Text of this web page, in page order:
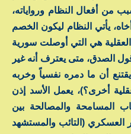
من أفعال النظام ورواياته،
يأتي النظام ليكون الخصم
هي التي أوصلت سورية
الصدق، متى يعترف أنه غير
أن ما دمره نفسياً وخربه
أخرى؟)، يعمل الأسد إذن
المسامحة والمصالحة بين
العسكري (التائب والمستشهد